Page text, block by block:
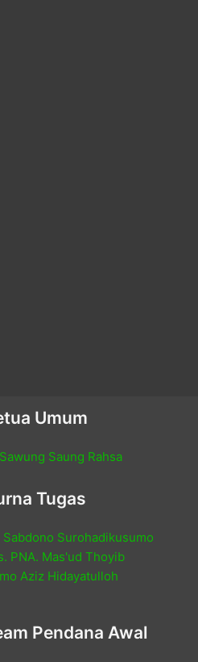
Umum
Saung Rahsa
Tugas
Sabdono Surohadikusumo
PNA. Mas'ud Thoyib
Aziz Hidayatulloh
Pendana Awal